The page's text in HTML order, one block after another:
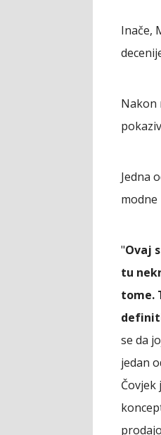
Inače,
Nakon
Jedna
"Ovaj
tu
tome.
se da
jedan